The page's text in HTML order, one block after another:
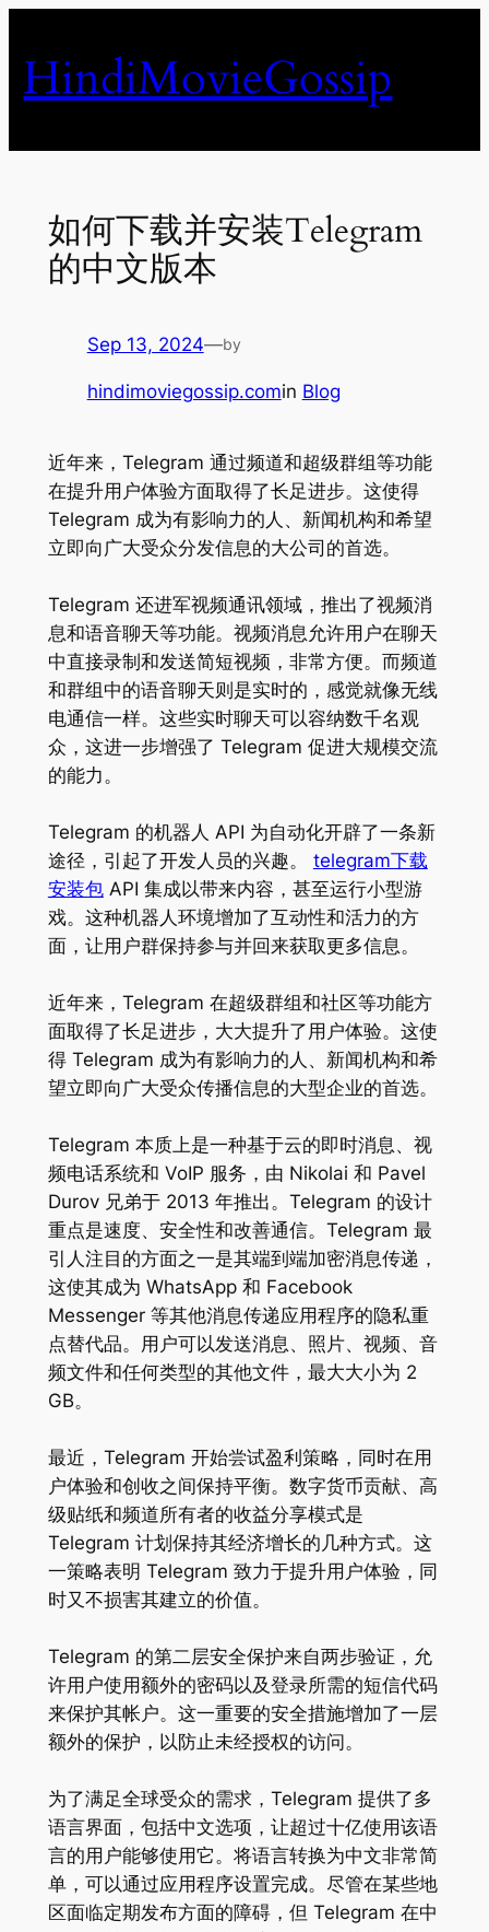
content
HindiMovieGossip
如何下载并安装Telegram
的中文版本
Sep 13, 2024—by
hindimoviegossip.comin Blog
近年来，Telegram 通过频道和超级群组等功能
在提升用户体验方面取得了长足进步。这使得
Telegram 成为有影响力的人、新闻机构和希望
立即向广大受众分发信息的大公司的首选。
Telegram 还进军视频通讯领域，推出了视频消
息和语音聊天等功能。视频消息允许用户在聊天
中直接录制和发送简短视频，非常方便。而频道
和群组中的语音聊天则是实时的，感觉就像无线
电通信一样。这些实时聊天可以容纳数千名观
众，这进一步增强了 Telegram 促进大规模交流
的能力。
Telegram 的机器人 API 为自动化开辟了一条新
途径，引起了开发人员的兴趣。 telegram下载
安装包API 集成以带来内容，甚至运行小型游
戏。这种机器人环境增加了互动性和活力的方
面，让用户群保持参与并回来获取更多信息。
近年来，Telegram 在超级群组和社区等功能方
面取得了长足进步，大大提升了用户体验。这使
得 Telegram 成为有影响力的人、新闻机构和希
望立即向广大受众传播信息的大型企业的首选。
Telegram 本质上是一种基于云的即时消息、视
频电话系统和 VoIP 服务，由 Nikolai 和 Pavel
Durov 兄弟于 2013 年推出。Telegram 的设计
重点是速度、安全性和改善通信。Telegram 最
引人注目的方面之一是其端到端加密消息传递，
这使其成为 WhatsApp 和 Facebook
Messenger 等其他消息传递应用程序的隐私重
点替代品。用户可以发送消息、照片、视频、音
频文件和任何类型的其他文件，最大大小为 2
GB。
最近，Telegram 开始尝试盈利策略，同时在用
户体验和创收之间保持平衡。数字货币贡献、高
级贴纸和频道所有者的收益分享模式是
Telegram 计划保持其经济增长的几种方式。这
一策略表明 Telegram 致力于提升用户体验，同
时又不损害其建立的价值。
Telegram 的第二层安全保护来自两步验证，允
许用户使用额外的密码以及登录所需的短信代码
来保护其帐户。这一重要的安全措施增加了一层
额外的保护，以防止未经授权的访问。
为了满足全球受众的需求，Telegram 提供了多
语言界面，包括中文选项，让超过十亿使用该语
言的用户能够使用它。将语言转换为中文非常简
单，可以通过应用程序设置完成。尽管在某些地
区面临定期发布方面的障碍，但 Telegram 在中